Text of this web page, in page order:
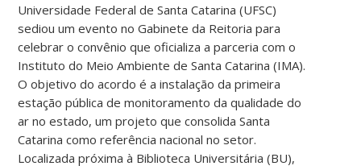
Universidade Federal de Santa Catarina (UFSC)
sediou um evento no Gabinete da Reitoria para
celebrar o convênio que oficializa a parceria com o
Instituto do Meio Ambiente de Santa Catarina (IMA).
O objetivo do acordo é a instalação da primeira
estação pública de monitoramento da qualidade do
ar no estado, um projeto que consolida Santa
Catarina como referência nacional no setor.
Localizada próxima à Biblioteca Universitária (BU),